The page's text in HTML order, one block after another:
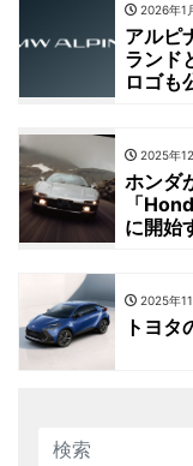
2026年1
アルピ
ランド
ロゴも
2025年
ホンダ
「
に開始
2025年
トヨタ